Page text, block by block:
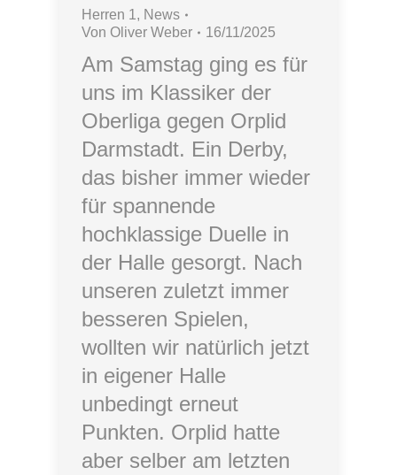
Herren 1 , News
Von Oliver Weber 16/11/2025
Am Samstag ging es für
uns im Klassiker der
Oberliga gegen Orplid
Darmstadt. Ein Derby,
das bisher immer wieder
für spannende
hochklassige Duelle in
der Halle gesorgt. Nach
unseren zuletzt immer
besseren Spielen,
wollten wir natürlich jetzt
in eigener Halle
unbedingt erneut
Punkten. Orplid hatte
aber selber am letzten